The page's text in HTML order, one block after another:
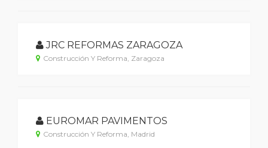
JRC REFORMAS ZARAGOZA
Construcción Y Reforma, Zaragoza
EUROMAR PAVIMENTOS
Construcción Y Reforma, Madrid